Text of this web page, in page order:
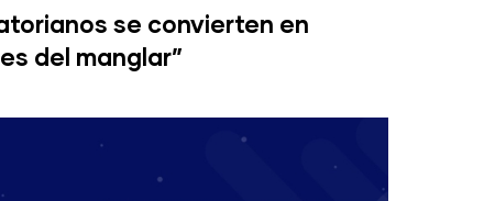
se convierten en
del manglar”